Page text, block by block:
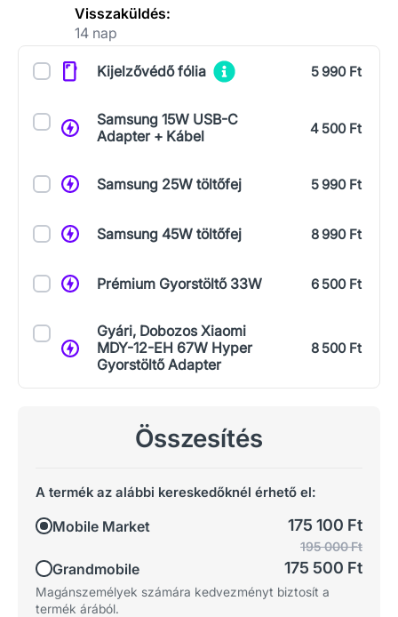
Visszaküldés:
14 nap
KiegészítőkKijelzővédő fólia 5 990 Ft
Samsung 15W USB-C
Adapter + Kábel
4 500 Ft
Samsung 25W töltőfej 5 990 Ft
Samsung 45W töltőfej 8 990 Ft
Prémium Gyorstöltő 33W 6 500 Ft
Gyári, Dobozos Xiaomi
MDY-12-EH 67W Hyper
Gyorstöltő Adapter
8 500 Ft
Összesítés
A termék az alábbi kereskedőknél érhető el:
Mobile Market 175 100 Ft
Grandmobile
195 000 Ft
175 500 Ft
Magánszemélyek számára kedvezményt biztosít a
termék árából.